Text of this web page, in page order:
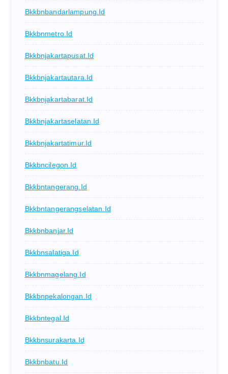
Bkkbnbandarlampung.id
Bkkbnmetro.id
Bkkbnjakartapusat.id
Bkkbnjakartautara.id
Bkkbnjakartabarat.id
Bkkbnjakartaselatan.id
Bkkbnjakartatimur.id
Bkkbncilegon.id
Bkkbntangerang.id
Bkkbntangerangselatan.id
Bkkbnbanjar.id
Bkkbnsalatiga.id
Bkkbnmagelang.id
Bkkbnpekalongan.id
Bkkbntegal.id
Bkkbnsurakarta.id
Bkkbnbatu.id